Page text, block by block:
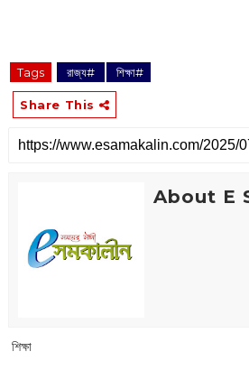
Tags ‌ রাজ্য# ‌ শিক্ষা#
Share This
About E
‌ শিক্ষা